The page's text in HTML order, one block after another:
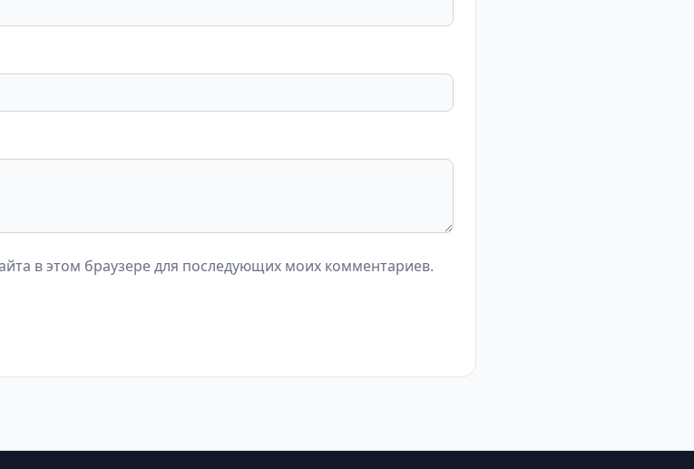
в этом браузере для последующих моих комментариев.